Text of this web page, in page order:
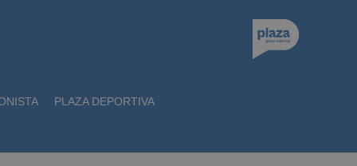
PLAZA DEPORTIVA